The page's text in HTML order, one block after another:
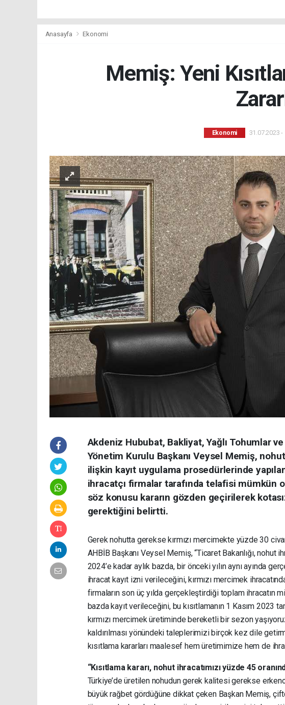
Anasayfa Ekonomi
Memiş: Yeni
Ekonomi 31.07.2023
Akdeniz Hububat, Bakliyat, Yağlı Tohumlar
Yönetim Kurulu Başkanı Veysel Memiş,
ilişkin kayıt uygulama prosedürlerinde
ihracatçı firmalar tarafında telafisi mümkün
söz konusu kararın gözden geçirilerek
gerektiğini belirtti.
Gerek nohutta gerekse kırmızı mercimekte yüzde 30
AHBİB Başkanı Veysel Memiş, “Ticaret Bakanlığı, nohut
2024’e kadar aylık bazda, bir önceki yılın aynı ayında
ihracat kayıt izni verileceğini, kırmızı mercimek
firmaların son üç yılda gerçekleştirdiği toplam ihracatın
bazda kayıt verileceğini, bu kısıtlamanın 1 Kasım 2023
kırmızı mercimek üretiminde bereketli bir sezon
kaldırılması yönündeki taleplerimizi birçok kez dile
kısıtlama kararları maalesef hem üretimimize hem de
“Kısıtlama kararı, nohut ihracatımızı yüzde 45
Türkiye’de üretilen nohudun gerek kalitesi gerekse
büyük rağbet gördüğüne dikkat çeken Başkan Memiş,